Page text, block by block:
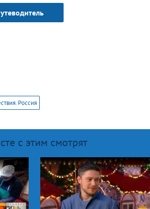
Россия
с этим смотрят